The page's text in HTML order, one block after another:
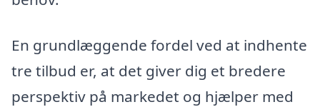
En grundlæggende fordel ved at indhente
tre tilbud er, at det giver dig et bredere
perspektiv på markedet og hjælper med